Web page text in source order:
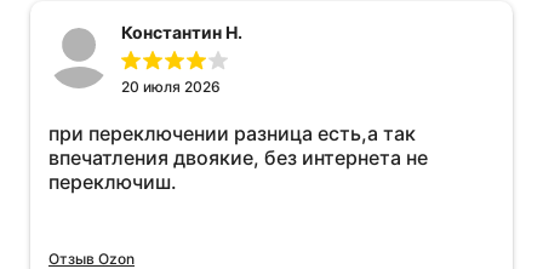
Константин Н.
20 июля 2026
при переключении разница есть,а так
впечатления двоякие, без интернета не
переключиш.
Отзыв Ozon